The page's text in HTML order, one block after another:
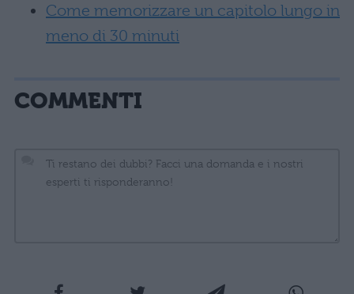
Come memorizzare un capitolo lungo in
meno di 30 minuti
COMMENTI